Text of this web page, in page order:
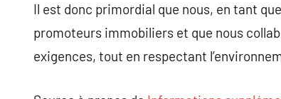
Il est donc primordial que nous, en tant
promoteurs immobiliers et que nous
exigences, tout en respectant